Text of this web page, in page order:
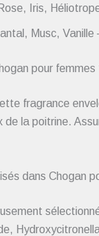
Iris,
Musc,
pour femmes
fragrance
de la poitrine.
dans Chogan